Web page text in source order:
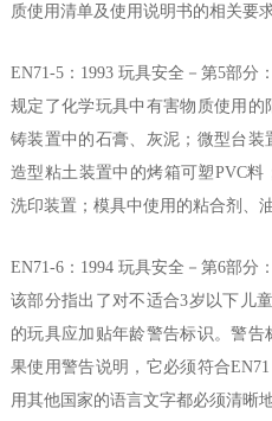
质使用清单及使用说明书的相关要求
EN71-5：1993 玩具安全－第5部分
规定了化学玩具中有害物质使用
铸装置中的石膏、灰泥；微型台装
造型粘土装置中的烤箱可塑PVC
洗印装置；模具中使用的粘合剂、
EN71-6：1994 玩具安全－第6部分
该部分指出了对不适合3岁以下儿
的玩具应加贴年龄警告标识。警
果使用警告说明，它必须符合
用其他国家的语言文字都必须清晰